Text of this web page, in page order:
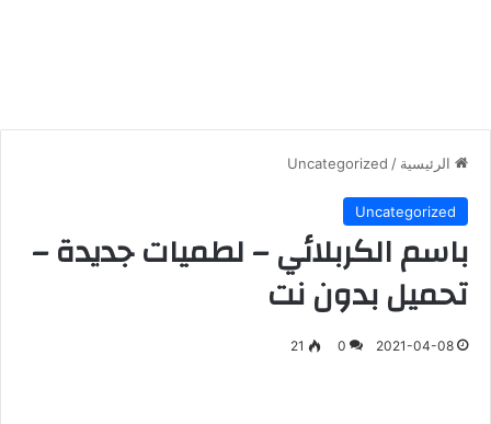
الرئيسية /
Uncategorized
Uncategorized
باسم الكربلائي – لطميات جديدة –
تحميل بدون نت
2021-04-08
0
21